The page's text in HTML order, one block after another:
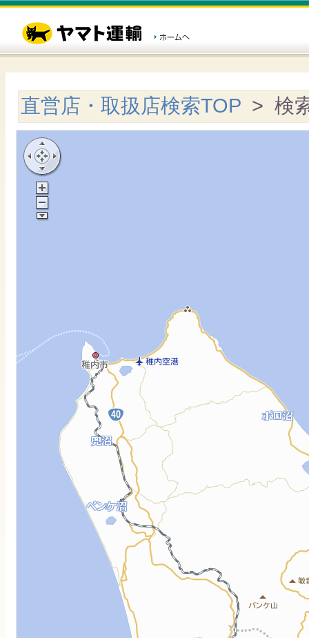
直営店・取扱店検索TOP > 検